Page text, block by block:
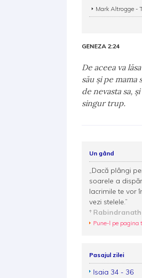
Mark Altrogge -
GENEZA 2:24
De aceea va
său şi pe mama
de nevasta sa,
singur trup.
Un gând
„Dacă plângi
soarele a
lacrimile te vor
vezi stelele.”
Pune-l pe pagina
Pasajul zilei
Isaia 34 - 36